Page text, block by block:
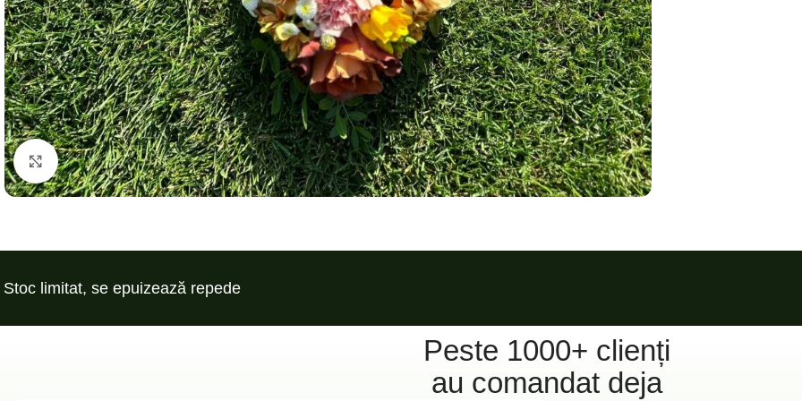
Click to enlarge
Stoc limitat, se epuizează repede
Peste 1000+ clienți
au comandat deja